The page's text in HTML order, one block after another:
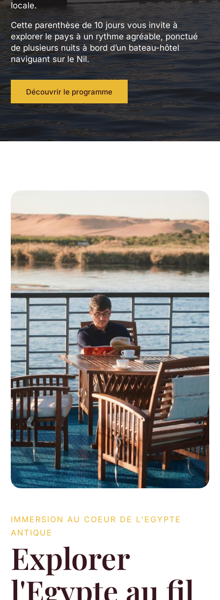
locale.
Cette parenthèse de 10 jours vous invite à
explorer le pays à un rythme agréable, ponctué
de plusieurs nuits à bord d’un bateau-hôtel
naviguant sur le Nil.
Découvrir le programme
IMMERSION AU COEUR DE L'EGYPTE
ANTIQUE
Explorer
l'Egypte au fil